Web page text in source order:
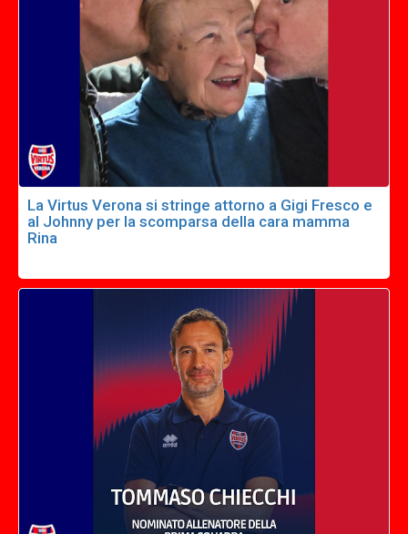
La Virtus Verona si stringe attorno a Gigi Fresco e
al Johnny per la scomparsa della cara mamma
Rina